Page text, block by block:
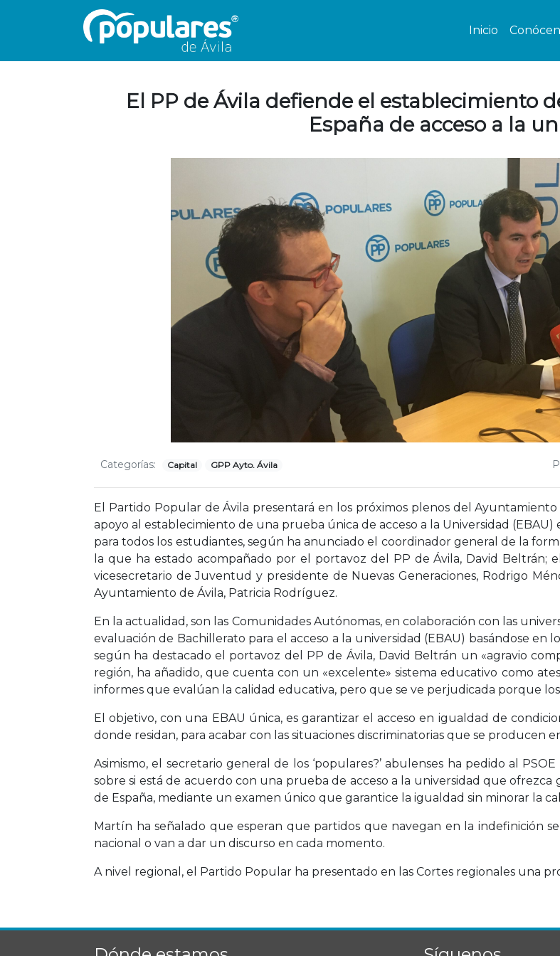
Inicio
El PP de Ávila defiende el establecimiento
España de acceso a la
Categorías: Capital GPP Ayto. Ávila
El Partido Popular de Ávila presentará en los próximos plenos del
apoyo al establecimiento de una prueba única de acceso a la Universidad
para todos los estudiantes, según ha anunciado el coordinador general de la
la que ha estado acompañado por el portavoz del PP de Ávila, David Beltrán;
vicesecretario de Juventud y presidente de Nuevas Generaciones, Rodrigo
Ayuntamiento de Ávila, Patricia Rodríguez.
En la actualidad, son las Comunidades Autónomas, en colaboración con las
evaluación de Bachillerato para el acceso a la universidad (EBAU) basándose en
según ha destacado el portavoz del PP de Ávila, David Beltrán un «agravio
región, ha añadido, que cuenta con un «excelente» sistema educativo como
informes que evalúan la calidad educativa, pero que se ve perjudicada porque
El objetivo, con una EBAU única, es garantizar el acceso en igualdad de
donde residan, para acabar con las situaciones discriminatorias que se producen
Asimismo, el secretario general de los ‘populares?’ abulenses ha pedido al
sobre si está de acuerdo con una prueba de acceso a la universidad que
de España, mediante un examen único que garantice la igualdad sin minorar la
Martín ha señalado que esperan que partidos que navegan en la indefinición
nacional o van a dar un discurso en cada momento.
A nivel regional, el Partido Popular ha presentado en las Cortes regionales una